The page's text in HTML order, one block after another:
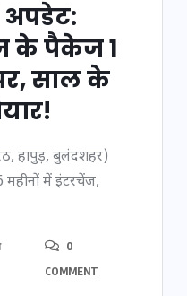
अपडेट:
के पैकेज 1
साल के
हापुड़, बुलंदशहर)
महीनों में इंटरचेंज,
0
COMMENT